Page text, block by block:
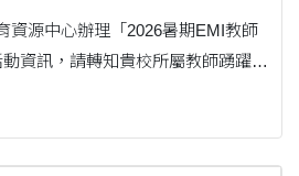
資源中心辦理「2026暑期EMI教師
資訊，請轉知貴校所屬教師踴躍報
明： 一、為提升大學教師全英語授
流協作，本校雙語....